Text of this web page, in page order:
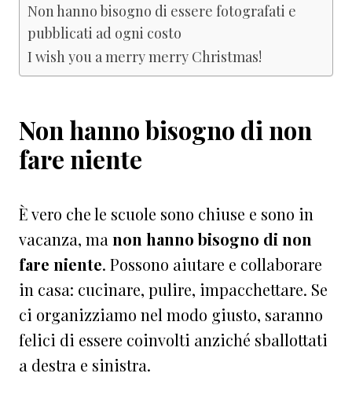
Non hanno bisogno di essere fotografati e
pubblicati ad ogni costo
I wish you a merry merry Christmas!
Non hanno bisogno di non
fare niente
È vero che le scuole sono chiuse e sono in
vacanza, ma non hanno bisogno di non
fare niente. Possono aiutare e collaborare
in casa: cucinare, pulire, impacchettare. Se
ci organizziamo nel modo giusto, saranno
felici di essere coinvolti anziché sballottati
a destra e sinistra.